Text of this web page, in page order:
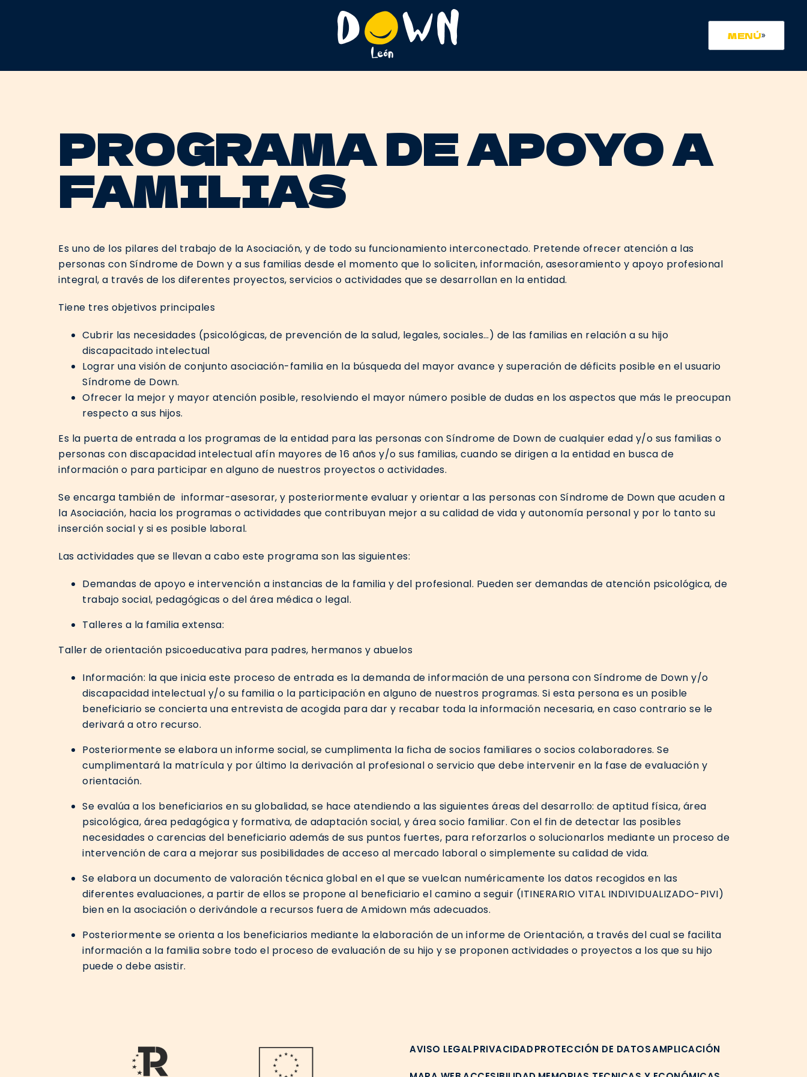
MENÚ
PROGRAMA DE APOYO A
FAMILIAS
Es uno de los pilares del trabajo de la Asociación, y de todo su funcionamiento interconectado. Pretende ofrecer atención a las
personas con Síndrome de Down y a sus familias desde el momento que lo soliciten, información, asesoramiento y apoyo profesional
integral, a través de los diferentes proyectos, servicios o actividades que se desarrollan en la entidad.
Tiene tres objetivos principales
Cubrir las necesidades (psicológicas, de prevención de la salud, legales, sociales…) de las familias en relación a su hijo
discapacitado intelectual
Lograr una visión de conjunto asociación-familia en la búsqueda del mayor avance y superación de déficits posible en el usuario
Síndrome de Down.
Ofrecer la mejor y mayor atención posible, resolviendo el mayor número posible de dudas en los aspectos que más le preocupan
respecto a sus hijos.
Es la puerta de entrada a los programas de la entidad para las personas con Síndrome de Down de cualquier edad y/o sus familias o
personas con discapacidad intelectual afín mayores de 16 años y/o sus familias, cuando se dirigen a la entidad en busca de
información o para participar en alguno de nuestros proyectos o actividades.
Se encarga también de informar-asesorar, y posteriormente evaluar y orientar a las personas con Síndrome de Down que acuden a
la Asociación, hacia los programas o actividades que contribuyan mejor a su calidad de vida y autonomía personal y por lo tanto su
inserción social y si es posible laboral.
Las actividades que se llevan a cabo este programa son las siguientes:
Demandas de apoyo e intervención a instancias de la familia y del profesional. Pueden ser demandas de atención psicológica, de
trabajo social, pedagógicas o del área médica o legal.
Talleres a la familia extensa:
Taller de orientación psicoeducativa para padres, hermanos y abuelos
Información: la que inicia este proceso de entrada es la demanda de información de una persona con Síndrome de Down y/o
discapacidad intelectual y/o su familia o la participación en alguno de nuestros programas. Si esta persona es un posible
beneficiario se concierta una entrevista de acogida para dar y recabar toda la información necesaria, en caso contrario se le
derivará a otro recurso.
Posteriormente se elabora un informe social, se cumplimenta la ficha de socios familiares o socios colaboradores. Se
cumplimentará la matrícula y por último la derivación al profesional o servicio que debe intervenir en la fase de evaluación y
orientación.
Se evalúa a los beneficiarios en su globalidad, se hace atendiendo a las siguientes áreas del desarrollo: de aptitud física, área
psicológica, área pedagógica y formativa, de adaptación social, y área socio familiar. Con el fin de detectar las posibles
necesidades o carencias del beneficiario además de sus puntos fuertes, para reforzarlos o solucionarlos mediante un proceso de
intervención de cara a mejorar sus posibilidades de acceso al mercado laboral o simplemente su calidad de vida.
Se elabora un documento de valoración técnica global en el que se vuelcan numéricamente los datos recogidos en las
diferentes evaluaciones, a partir de ellos se propone al beneficiario el camino a seguir (ITINERARIO VITAL INDIVIDUALIZADO-PIVI)
bien en la asociación o derivándole a recursos fuera de Amidown más adecuados.
Posteriormente se orienta a los beneficiarios mediante la elaboración de un informe de Orientación, a través del cual se facilita
información a la familia sobre todo el proceso de evaluación de su hijo y se proponen actividades o proyectos a los que su hijo
puede o debe asistir.
AVISO LEGALPRIVACIDADPROTECCIÓN DE DATOSAMPLICACIÓN